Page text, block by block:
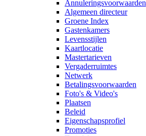
Annuleringsvoorwaarden
Algemeen directeur
Groene Index
Gastenkamers
Levensstijlen
Kaartlocatie
Mastertarieven
Vergaderruimtes
Netwerk
Betalingsvoorwaarden
Foto's & Video's
Plaatsen
Beleid
Eigenschapsprofiel
Promoties